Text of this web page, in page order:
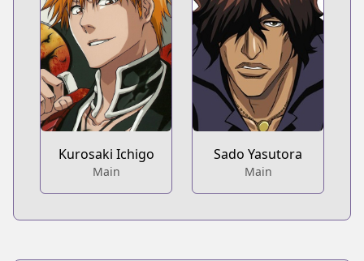
Kurosaki Ichigo
Main
Sado Yasutora
Main